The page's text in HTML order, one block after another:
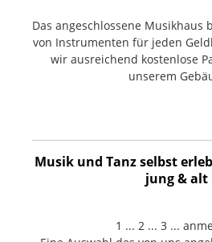
Das angeschlossene Musikhaus
von Instrumenten für jeden
wir ausreichend kostenlose
unserem
Musik und Tanz selbst
jung & alt
1 ... 2 ... 3 ...